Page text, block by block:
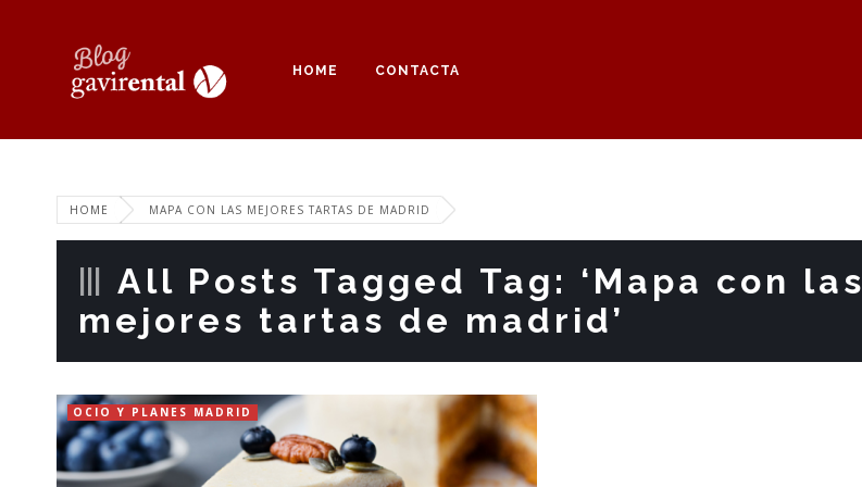
HOME CONTACTA
HOME MAPA CON LAS MEJORES TARTAS DE MADRID
All Posts Tagged Tag: ‘Mapa con las
mejores tartas de madrid’
OCIO Y PLANES MADRID